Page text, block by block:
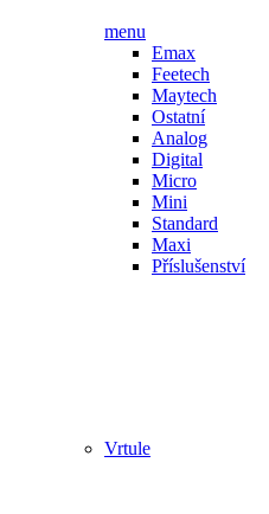
menu
Emax
Feetech
Maytech
Ostatní
Analog
Digital
Micro
Mini
Standard
Maxi
Příslušenství
Vrtule